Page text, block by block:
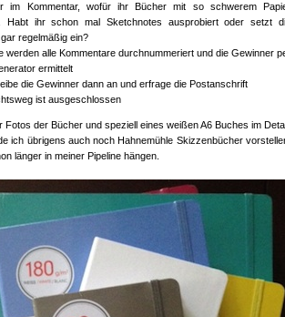
im Kommentar, wofür ihr Bücher mit so schwerem
Habt ihr schon mal Sketchnotes ausprobiert oder setzt
regelmäßig ein?
werden alle Kommentare durchnummeriert und die Gewinner
ermittelt
die Gewinner dann an und erfrage die Postanschrift
ist ausgeschlossen
Fotos der Bücher und speziell eines weißen A6 Buches im
ich übrigens auch noch Hahnemühle Skizzenbücher
länger in meiner Pipeline hängen.